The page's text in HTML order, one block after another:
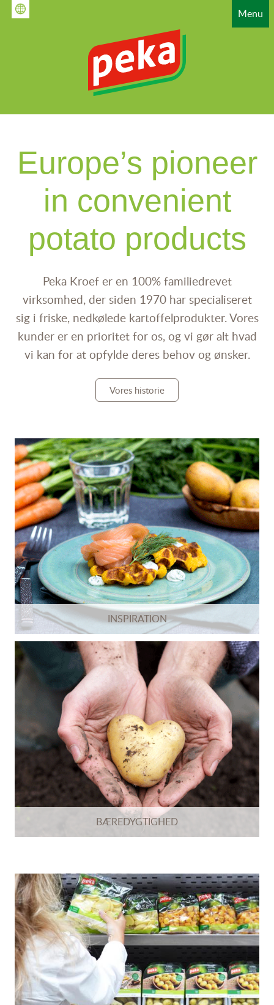
Menu
HAUPTNAVIGATION
Europe’s pioneer
in convenient
potato products
Peka Kroef er en 100% familiedrevet
virksomhed, der siden 1970 har specialiseret
sig i friske, nedkølede kartoffelprodukter. Vores
kunder er en prioritet for os, og vi gør alt hvad
vi kan for at opfylde deres behov og ønsker.
Vores historie
INSPIRATION
BÆREDYGTIGHED